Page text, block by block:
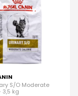
S/O Moderate
kg